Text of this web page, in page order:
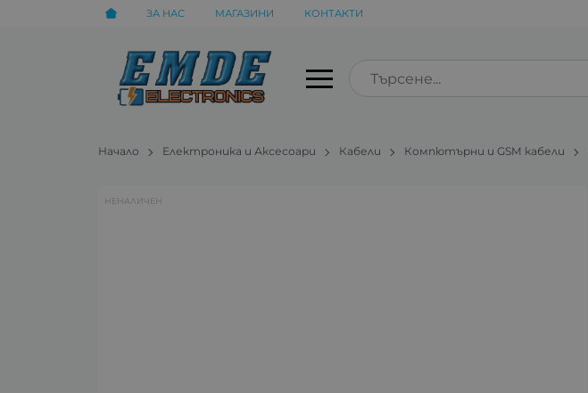
ЗА НАС МАГАЗИНИ КОНТАКТИ
Начало Електроника и Аксесоари Кабели Компютърни и GSM кабели
НЕНАЛИЧЕН